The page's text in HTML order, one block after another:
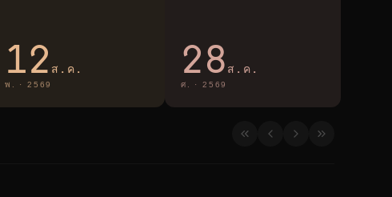
12 ส.ค.
พ. · 2569
28 ส.ค.
ศ. · 2569